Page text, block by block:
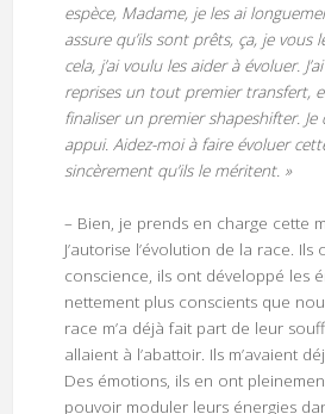
espèce, Madame, je les ai
assure qu’ils sont prêts, ça, je vous
cela, j’ai voulu les aider à évoluer.
reprises un tout premier transfert,
finaliser un premier shapeshifter.
appui. Aidez-moi à faire évoluer
sincèrement qu’ils le méritent. »
– Bien, je prends en charge cette
J’autorise l’évolution de la race.
conscience, ils ont développé les
nettement plus conscients que
race m’a déjà fait part de leur
allaient à l’abattoir. Ils m’avaient
Des émotions, ils en ont
pouvoir moduler leurs énergies